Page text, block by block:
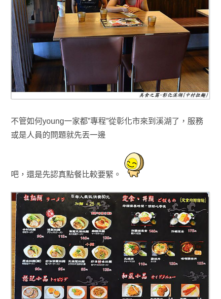
不管如何young一家都”專程”從彰化市來到溪湖了 ，服務
或是人員的問題就先丟一邊
吧， 還是先認真點餐比較要緊 。